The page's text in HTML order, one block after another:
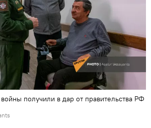
получили в дар от правительства РФ